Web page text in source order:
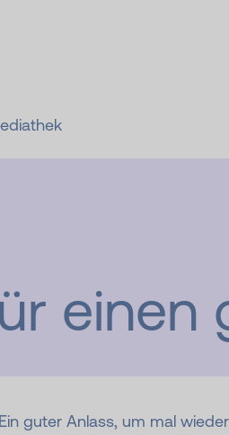
einen
guter Anlass, um mal